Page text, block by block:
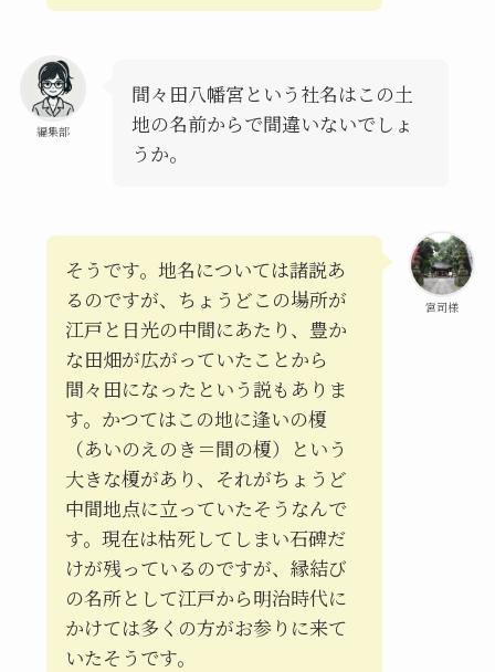
編集部
間々田八幡宮という社名はこの土
地の名前からで間違いないでしょ
うか。
宮司様
そうです。地名については諸説あ
るのですが、ちょうどこの場所が
江戸と日光の中間にあたり、豊か
な田畑が広がっていたことから
間々田になったという説もありま
す。かつてはこの地に逢いの榎
（あいのえのき＝間の榎）という
大きな榎があり、それがちょうど
中間地点に立っていたそうなんで
す。現在は枯死してしまい石碑だ
けが残っているのですが、縁結び
の名所として江戸から明治時代に
かけては多くの方がお参りに来て
いたそうです。